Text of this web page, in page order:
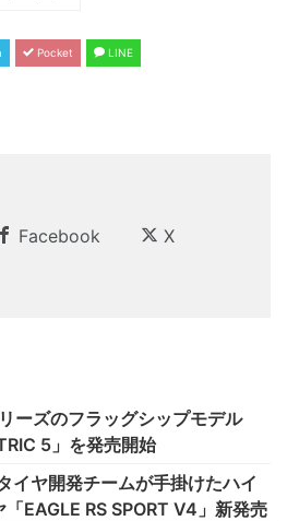
Pocket LINE
Facebook X
ーズのフラッグシップモデル
5」を発売開始
イヤ開発チームが手掛けたハイ
EAGLE RS SPORT V4」新発売